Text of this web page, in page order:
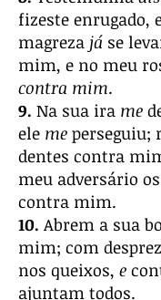
fizeste enrugado,
magreza já se
mim, e no meu
contra mim.
9. Na sua ira me
ele me perseguiu;
dentes contra
meu adversário
contra mim.
10. Abrem a sua
mim; com
nos queixos, e
ajuntam todos.